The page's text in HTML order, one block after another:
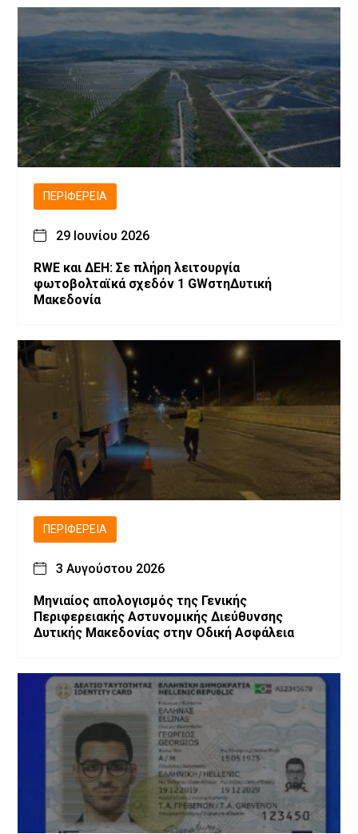
ΠΕΡΙΦΈΡΕΙΑ
29 Ιουνίου 2026
RWE και ΔΕΗ: Σε πλήρη λειτουργία
φωτοβολταϊκά σχεδόν 1 GWστηΔυτική
Μακεδονία
ΠΕΡΙΦΈΡΕΙΑ
3 Αυγούστου 2026
Μηνιαίος απολογισμός της Γενικής
Περιφερειακής Αστυνομικής Διεύθυνσης
Δυτικής Μακεδονίας στην Οδική Ασφάλεια